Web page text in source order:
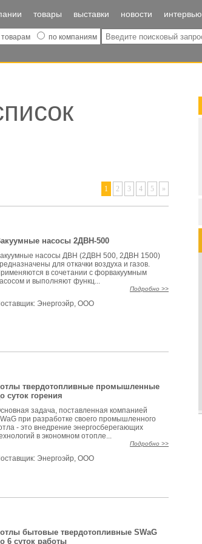
товары выставки новости интервью
по компаниям
1 2 3 4 5 »
насосы 2ДВН-500
насосы ДВН (2ДВН 500, 2ДВН 1500)
для откачки воздуха и газов.
в сочетании с форвакуумным
и выполняют функц...
Подробно >>
Энергоэйр, ООО
твердотопливные промышленные
суток горения
задача, поставленная компанией
при разработке своего промышленного
- это внедрение энергосберегающих
в экономном отопле...
Подробно >>
Энергоэйр, ООО
бытовые твердотопливные SWaG
6 суток работы